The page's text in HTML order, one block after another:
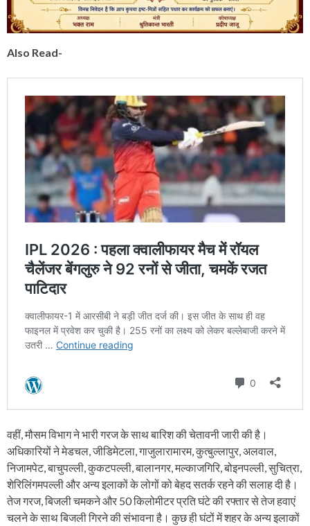
Also Read-
वहीं, मौसम विभाग ने भारी गरज के साथ बारिश की चेतावनी जारी की है।
अधिकारियों ने मेडचल, जीडिमेटला, गाजुलारामारम, कुत्बुल्लापुर, अलवाल,
निजामपेट, बाचुपल्ली, कुकटपल्ली, बालानगर, मल्काजगिरि, बोइनपल्ली, सुचित्रा,
शेरिलिंगमपल्ली और अन्य इलाकों के लोगों को बेहद सतर्क रहने की सलाह दी है।
तेज गरज, बिजली चमकने और 50 किलोमीटर प्रति घंटे की रफ्तार से तेज हवाएं
चलने के साथ बिजली गिरने की संभावना है। कुछ ही घंटों में शहर के अन्य इलाकों